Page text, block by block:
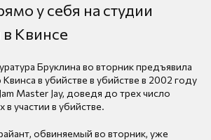
у себя на студии
в Квинсе
Бруклина во вторник предъявила
в убийстве в убийстве в 2002 году
Master Jay, доведя до трех число
участии в убийстве.
обвиняемый во вторник, уже